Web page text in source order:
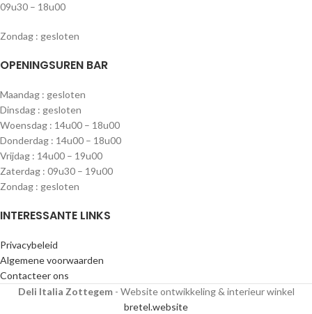
09u30 – 18u00
Zondag : gesloten
OPENINGSUREN BAR
Maandag : gesloten
Dinsdag : gesloten
Woensdag : 14u00 – 18u00
Donderdag : 14u00 – 18u00
Vrijdag : 14u00 – 19u00
Zaterdag : 09u30 – 19u00
Zondag : gesloten
INTERESSANTE LINKS
Privacybeleid
Algemene voorwaarden
Contacteer ons
Deli Italia Zottegem- Website ontwikkeling & interieur winkel
bretel.website